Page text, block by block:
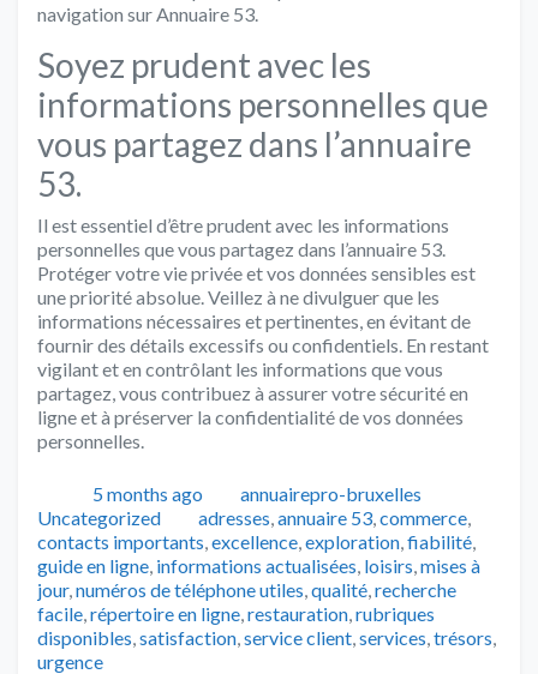
navigation sur Annuaire 53.
Soyez prudent avec les
informations personnelles que
vous partagez dans l’annuaire
53.
Il est essentiel d’être prudent avec les informations
personnelles que vous partagez dans l’annuaire 53.
Protéger votre vie privée et vos données sensibles est
une priorité absolue. Veillez à ne divulguer que les
informations nécessaires et pertinentes, en évitant de
fournir des détails excessifs ou confidentiels. En restant
vigilant et en contrôlant les informations que vous
partagez, vous contribuez à assurer votre sécurité en
ligne et à préserver la confidentialité de vos données
personnelles.
Publié5 months ago Auteur
annuairepro-bruxelles
Uncategorized
Tags
adresses,annuaire 53,commerce,
contacts importants,excellence,exploration,fiabilité,
guide en ligne, informations actualisées, loisirs,mises à
jour,numéros de téléphone utiles,qualité,recherche
facile,répertoire en ligne,restauration,rubriques
disponibles,satisfaction,service client,services,trésors,
urgence